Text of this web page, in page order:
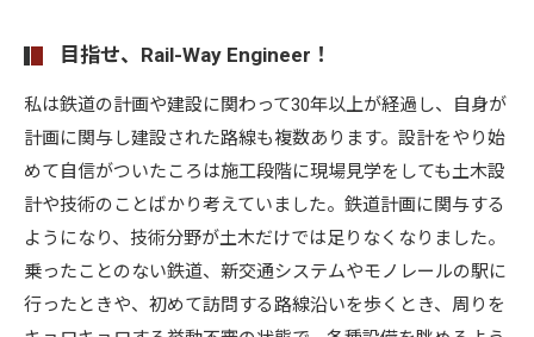
目指せ、Rail-Way Engineer！
私は鉄道の計画や建設に関わって30年以上が経過し、自身が
計画に関与し建設された路線も複数あります。設計をやり始
めて自信がついたころは施工段階に現場見学をしても土木設
計や技術のことばかり考えていました。鉄道計画に関与する
ようになり、技術分野が土木だけでは足りなくなりました。
乗ったことのない鉄道、新交通システムやモノレールの駅に
行ったときや、初めて訪問する路線沿いを歩くとき、周りを